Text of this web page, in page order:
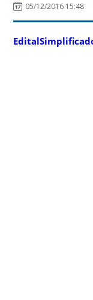
05/12/2016 15:48